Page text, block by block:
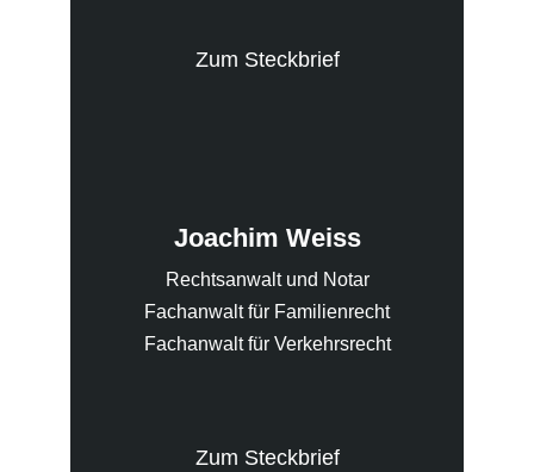
Zum Steckbrief
Joachim Weiss
Rechtsanwalt und Notar
Fachanwalt für Familienrecht
Fachanwalt für Verkehrsrecht
Zum Steckbrief